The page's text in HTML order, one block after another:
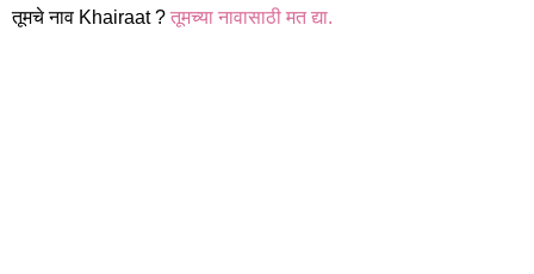
तूमचे नाव Khairaat ? तूमच्या नावासाठी मत द्या.